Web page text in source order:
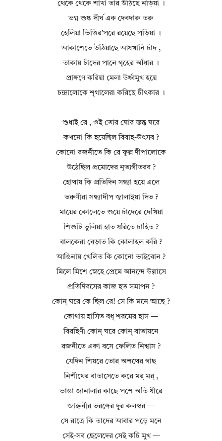
থেকে থেকে শাখা তার উঠিছে নড়িয়া ।
ভগ্ন শুষ্ক দীর্ঘ এক দেবদারু তরু
হেলিয়া ভিত্তির’পরে রয়েছে পড়িয়া ।
আকাশেতে উঠিয়াছে আধখানি চাঁদ ,
তাকায় চাঁদের পানে গৃহের আঁধার ।
প্রাঙ্গণে করিয়া মেলা উর্ধ্বমুখ হয়ে
চন্দ্রালোকে শৃগালেরা করিছে চীৎকার ।
শুধাই রে , ওই তোর ঘোর স্তব্ধ ঘরে
কখনো কি হয়েছিল বিবাহ-উৎসব ?
কোনো রজনীতে কি রে ফুল্ল দীপালোকে
উঠেছিল প্রমোদের নৃত্যগীতরব ?
হোথায় কি প্রতিদিন সন্ধ্যা হয়ে এলে
তরুণীরা সন্ধ্যাদীপ জ্বালাইয়া দিত ?
মায়ের কোলেতে শুয়ে চাঁদেরে দেখিয়া
শিশুটি তুলিয়া হাত ধরিতে চাহিত ?
বালকেরা বেড়াত কি কোলাহল করি ?
আঙিনায় খেলিত কি কোনো ভাইবোন ?
মিলে মিশে স্নেহে প্রেমে আনন্দে উল্লাসে
প্রতিদিবসের কাজ হত সমাপন ?
কোন্ ঘরে কে ছিল রে! সে কি মনে আছে ?
কোথায় হাসিত বধূ শরমের হাস —
বিরহিণী কোন্ ঘরে কোন্ বাতায়নে
রজনীতে একা বসে ফেলিত নিশ্বাস ?
যেদিন শিয়রে তোর অশথের গাছ
নিশীথের বাতাসেতে করে মর্ মর্ ,
ভাঙা জানালার কাছে পশে অতি ধীরে
জাহ্নবীর তরঙ্গের দূর কলস্বর —
সে রাত্রে কি তাদের আবার পড়ে মনে
সেই-সব ছেলেদের সেই কচি মুখ —